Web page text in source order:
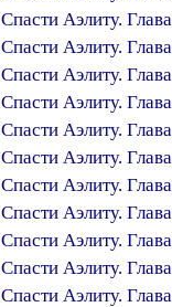
Спасти Аэлиту.
Спасти Аэлиту.
Спасти Аэлиту.
Спасти Аэлиту.
Спасти Аэлиту.
Спасти Аэлиту.
Спасти Аэлиту.
Спасти Аэлиту.
Спасти Аэлиту.
Спасти Аэлиту.
Спасти Аэлиту.